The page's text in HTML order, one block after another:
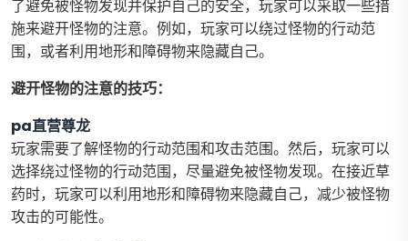
了避免被怪物发现并保护自己的安全，玩家可以采取一些措
施来避开怪物的注意。例如，玩家可以绕过怪物的行动范
围，或者利用地形和障碍物来隐藏自己。
避开怪物的注意的技巧：
pa直营尊龙
玩家需要了解怪物的行动范围和攻击范围。然后，玩家可以
选择绕过怪物的行动范围，尽量避免被怪物发现。在接近草
药时，玩家可以利用地形和障碍物来隐藏自己，减少被怪物
攻击的可能性。